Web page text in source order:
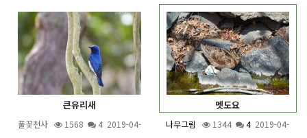
큰유리새
풀꽃천사 1568 42019-04-
멧도요
나무그림 1344 42019-04-